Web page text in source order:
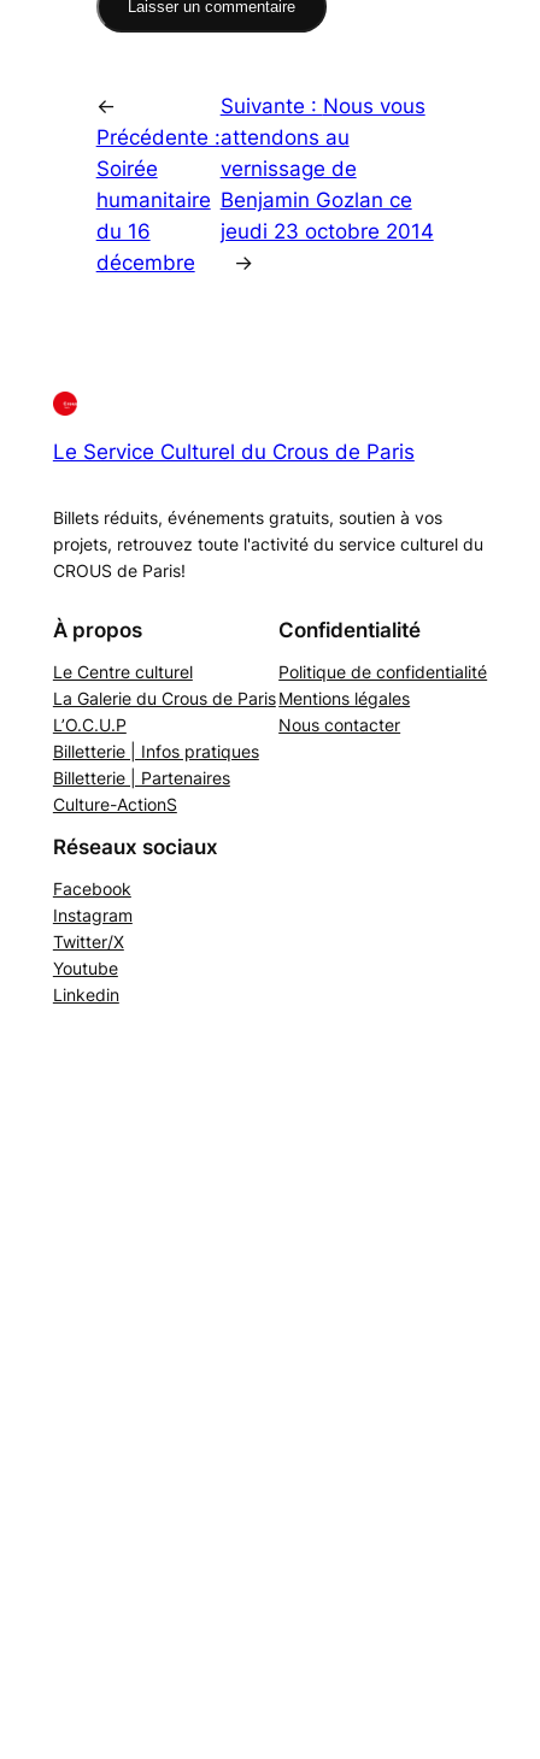
←
Précédente :
Soirée
humanitaire
du 16
décembre
Suivante : Nous vous
attendons au
vernissage de
Benjamin Gozlan ce
jeudi 23 octobre 2014
→
Le Service Culturel du Crous de Paris
Billets réduits, événements gratuits, soutien à vos
projets, retrouvez toute l'activité du service culturel du
CROUS de Paris!
À propos
Le Centre culturel
La Galerie du Crous de Paris
L’O.C.U.P
Billetterie | Infos pratiques
Billetterie | Partenaires
Culture-ActionS
Confidentialité
Politique de confidentialité
Mentions légales
Nous contacter
Réseaux sociaux
Facebook
Instagram
Twitter/X
Youtube
Linkedin